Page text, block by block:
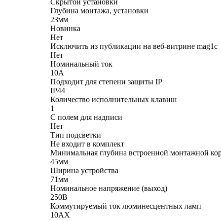
Глубина монтажа, установки
23мм
Новинка
Нет
Исключить из публикации на веб-витрине mag1c
Нет
Номинальный ток
10А
Подходит для степени защиты IP
IP44
Количество исполнительных клавиш
1
С полем для надписи
Нет
Тип подсветки
Не входит в комплект
Минимальная глубина встроенной монтажной
45мм
Ширина устройства
71мм
Номинальное напряжение (выход)
250В
Коммутируемый ток люминесцентных ламп
10AX